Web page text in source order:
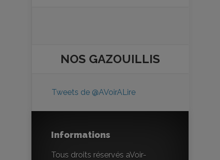
NOS GAZOUILLIS
Tweets de @AVoirALire
Informations
Tous droits réservés aVoir-